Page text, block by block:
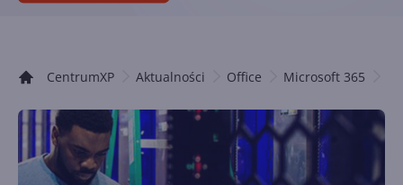
CentrumXP Aktualności Office Microsoft 365